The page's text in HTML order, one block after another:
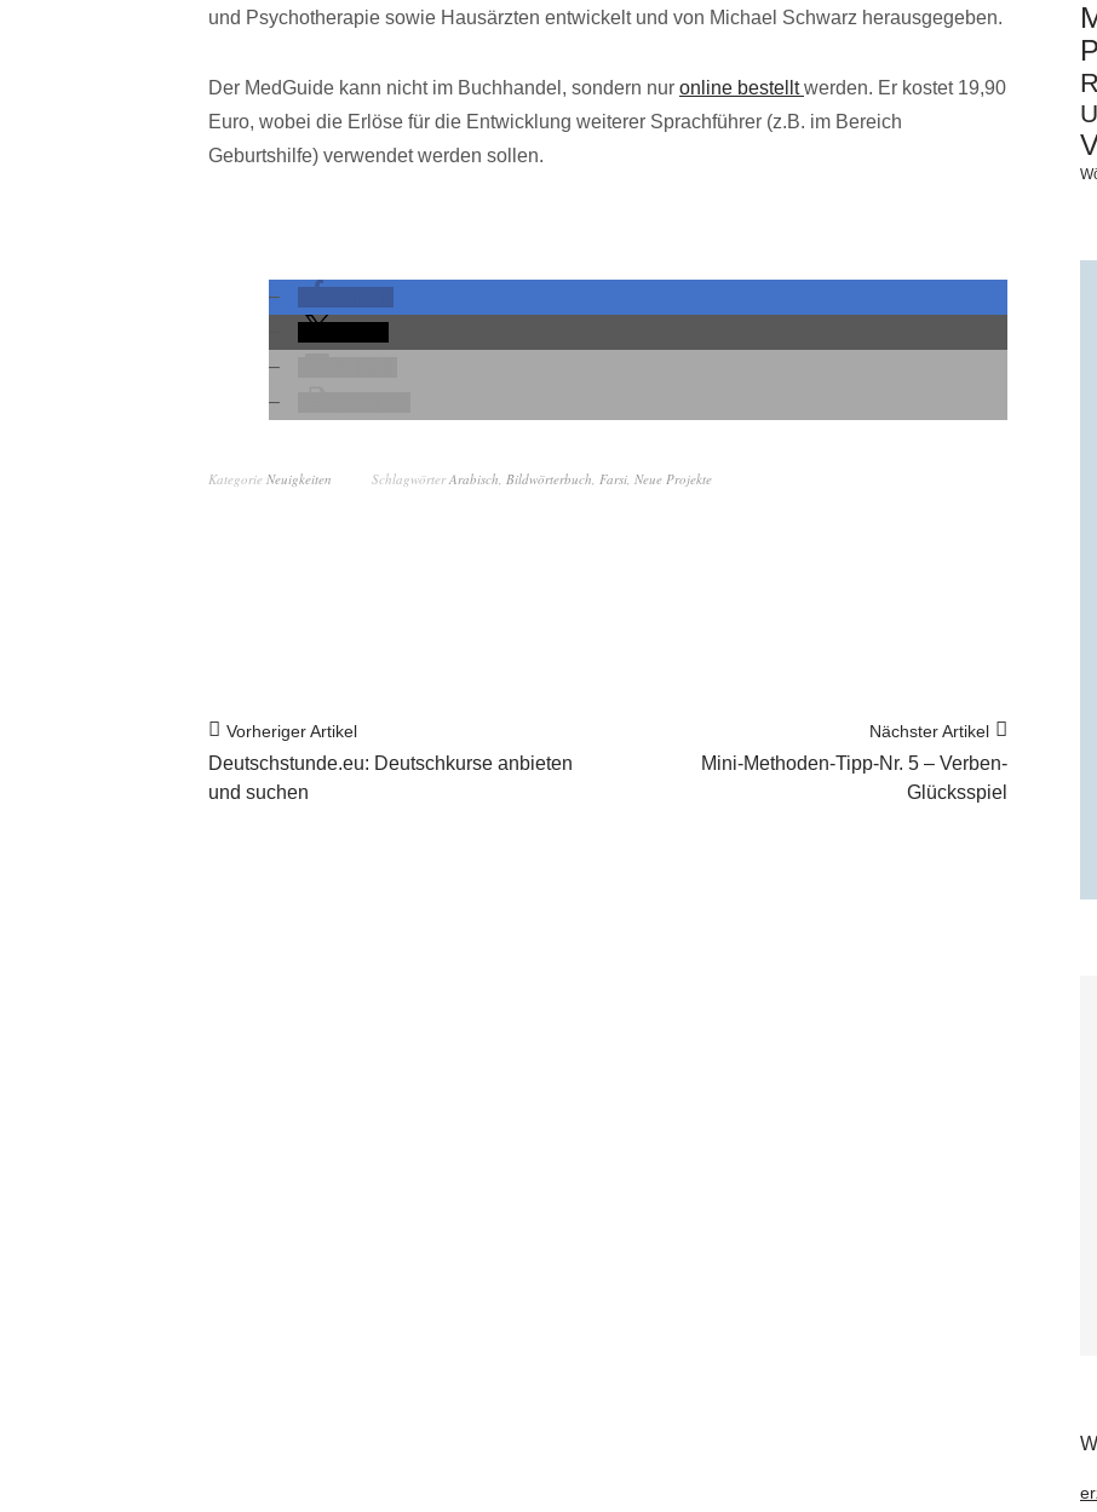
und Psychotherapie sowie Hausärzten entwickelt und von Michael Schwarz herausgegeben.
Der MedGuide kann nicht im Buchhandel, sondern nur online bestelltwerden. Er kostet 19,90
Euro, wobei die Erlöse für die Entwicklung weiterer Sprachführer (z.B. im Bereich
Geburtshilfe) verwendet werden sollen.
Kategorie Neuigkeiten SchlagwörterArabisch, Bildwörterbuch, Farsi, Neue Projekte
Vorheriger Artikel
Deutschstunde.eu: Deutschkurse anbieten
und suchen
Nächster Artikel
Mini-Methoden-Tipp-Nr. 5 – Verben-
Glücksspiel